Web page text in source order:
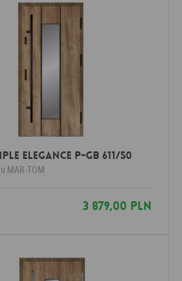
Elegance P-GB 611/50
MAR-TOM
3 879,00 PLN